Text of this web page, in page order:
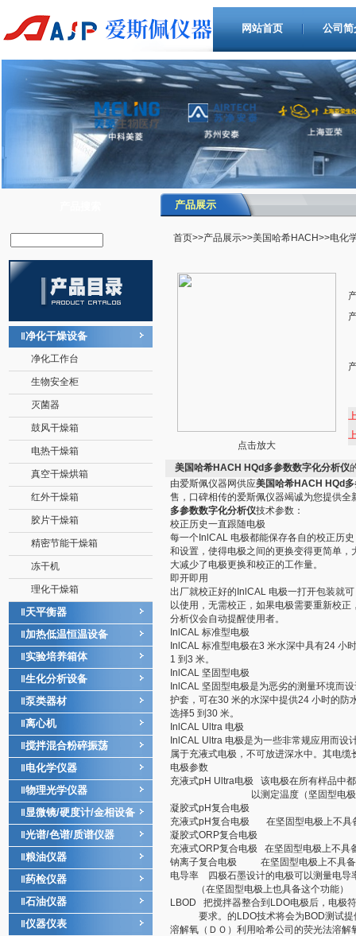
网站首页 公司简
净化干燥设备
净化工作台
生物安全柜
灭菌器
鼓风干燥箱
电热干燥箱
真空干燥烘箱
红外干燥箱
胶片干燥箱
精密节能干燥箱
冻干机
理化干燥箱
天平衡器
加热低温恒温设备
实验培养箱体
生化分析设备
泵类器材
离心机
搅拌混合粉碎振荡
电化学仪器
物理光学仪器
显微镜/硬度计/金相设备
光谱/色谱/质谱仪器
粮油仪器
药检仪器
石油仪器
仪器仪表
产品展示
首页>>产品展示>>美国哈希HACH>>电化
点击放大
美国哈希HACH HQd多参数数字化分析仪
由爱斯佩仪器网供应美国哈希HACH HQd
售，口碑相传的爱斯佩仪器竭诚为您提供全
多参数数字化分析仪技术参数：
校正历史一直跟随电极
每一个InlCAL 电极都能保存各自的校正历史
和设置，使得电极之间的更换变得更简单，
大减少了电极更换和校正的工作量。
即开即用
出厂就校正好的InlCAL 电极一打开包装就可
以使用，无需校正，如果电极需要重新校正
分析仪会自动提醒使用者。
InlCAL 标准型电极
InlCAL 标准型电极在3 米水深中具有24 小
1 到3 米。
InlCAL 坚固型电极
InlCAL 坚固型电极是为恶劣的测量环境而
护套，可在30 米的水深中提供24 小时的防
选择5 到30 米。
InlCAL Ultra 电极
InlCAL Ultra 电极是为一些非常规应用而设
属于充液式电极，不可放进深水中。其电缆
电极参数
充液式pH Ultra电极 该电极在所有样品中
以测定温度（坚固型电极不具
凝胶式pH复合电极
充液式pH复合电极 在坚固型电极上不具
凝胶式ORP复合电极
充液式ORP复合电极 在坚固型电极上不具
钠离子复合电极 在坚固型电极上不具备
电导率 四极石墨设计的电极可以测量电导
（在坚固型电极上也具备这个功能）
LBOD 把搅拌器整合到LDO电极后，电极
要求。的LDO技术将会为BOD测试提
溶解氧（ＤＯ）利用哈希公司的荧光法溶